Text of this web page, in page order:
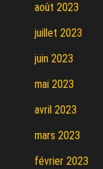
août 2023
juillet 2023
juin 2023
mai 2023
avril 2023
mars 2023
février 2023